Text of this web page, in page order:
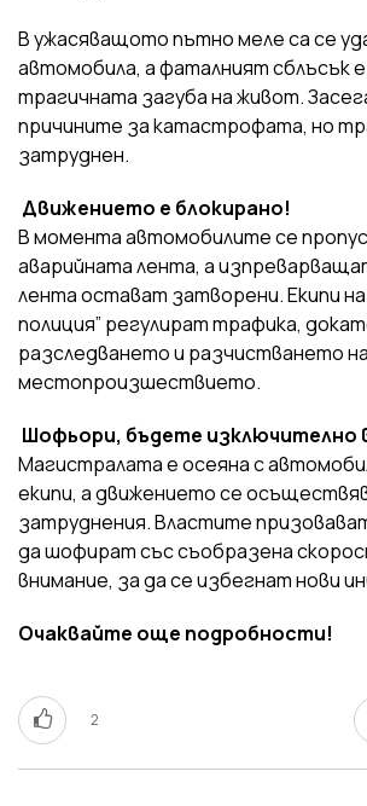
В ужасяващото пътно меле са се
автомобила, а фаталният сблъсък
трагичната загуба на живот.
причините за катастрофата, но
затруднен.
Движението е блокирано!
В момента автомобилите се
аварийната лента, а
лента остават затворени. Екипи
полиция” регулират трафика,
разследването и разчистването на
местопроизшествието.
Шофьори, бъдете изключително
Магистралата е осеяна с
екипи, а движението се
затруднения. Властите
да шофират със съобразена
внимание, за да се избегнат нови
Очаквайте още подробности!
2